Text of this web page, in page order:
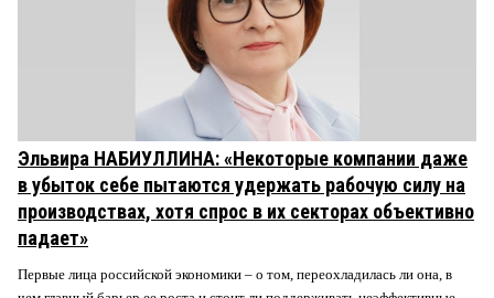
Эльвира НАБИУЛЛИНА: «Некоторые компании даже
в убыток себе пытаются удержать рабочую силу на
производствах, хотя спрос в их секторах объективно
падает»
Первые лица российской экономики – о том, переохладилась ли она, в